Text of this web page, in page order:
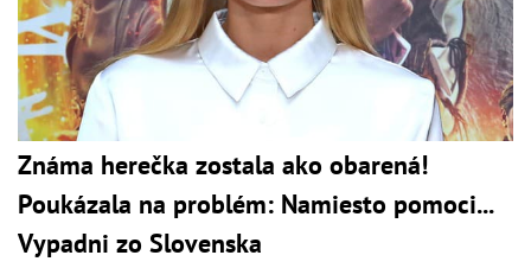
Známa herečka zostala ako obarená!
Poukázala na problém: Namiesto pomoci...
Vypadni zo Slovenska